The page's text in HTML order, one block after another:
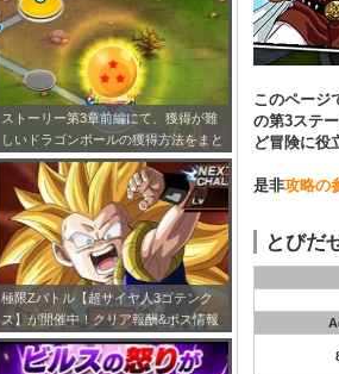
ストーリー第3章前編にて、獲得が難
しいドラゴンボールの獲得方法をまと
めてみました！
極限Zバトル【超サイヤ人3ゴテンク
ス】が開催中！クリア報酬&ボス情報
まとめ
このページ
の第3ステ
ど冒険に役
是非攻略の
とびだ